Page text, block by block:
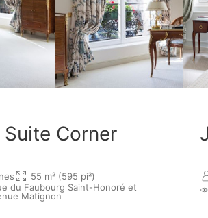
Corner
55 m² (595 pi²)
du Faubourg Saint-Honoré et
Matignon